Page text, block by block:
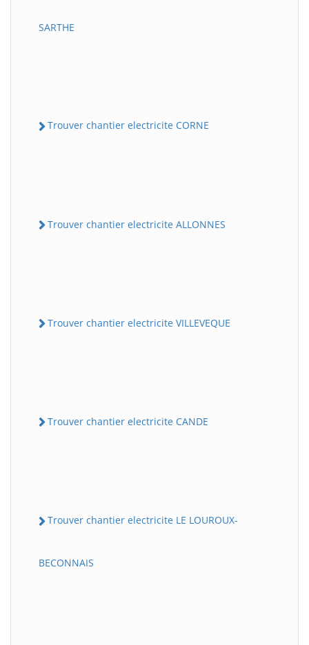
SARTHE
Trouver chantier electricite CORNE
Trouver chantier electricite ALLONNES
Trouver chantier electricite VILLEVEQUE
Trouver chantier electricite CANDE
Trouver chantier electricite LE LOUROUX-
BECONNAIS